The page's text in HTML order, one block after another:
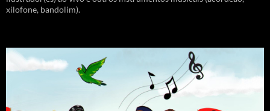
xilofone, bandolim).